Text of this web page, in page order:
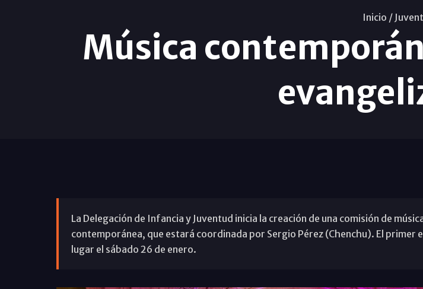
Inicio /
Música
La Delegación de Infancia y Juventud inicia la creación de una comisión de
contemporánea, que estará coordinada por Sergio Pérez (Chenchu). El primer
lugar el sábado 26 de enero.